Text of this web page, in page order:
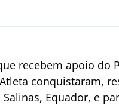
recebem apoio do
conquistaram,
Equador, e